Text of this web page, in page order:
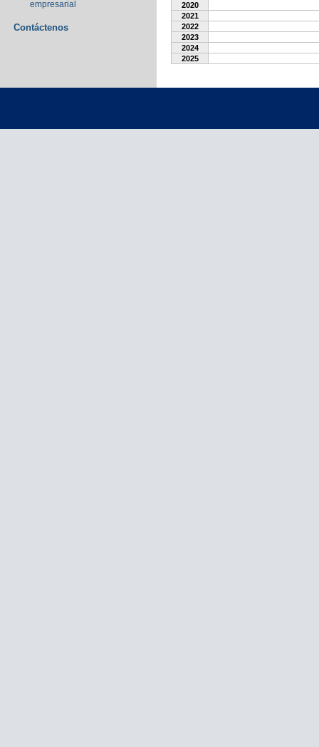
empresarial
Contáctenos
2020
2021
2022
2023
2024
2025